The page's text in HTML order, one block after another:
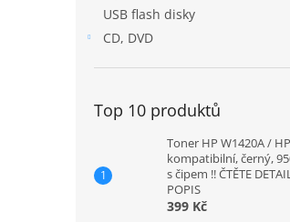
USB flash disky
CD, DVD
Top 10 produktů
Toner HP W1420A /
kompatibilní, černý,
s čipem !! ČTĚTE
POPIS
399 Kč